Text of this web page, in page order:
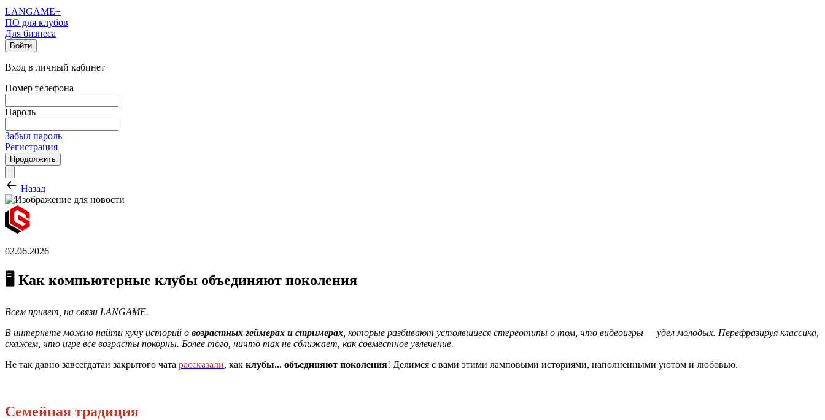
LANGAME+
ПО для клубов
Для бизнеса
Войти
Вход в личный кабинет
Номер телефона
Пароль
Забыл пароль
Регистрация
Продолжить
Назад
02.06.2026
🖥️ Как компьютерные клубы объединяют поколения
Всем привет, на связи LANGAME.
В интернете можно найти кучу историй о возрастных геймерах и стримерах , которые разбивают устоявшиеся стереотипы о том, что видеоигры — удел молодых. Перефразируя классика,
скажем, что игре все возрасты покорны. Более того, ничто так не сближает, как совместное увлечение.
Не так давно завсегдатаи закрытого чата рассказали, как клубы... объединяют поколения! Делимся с вами этими ламповыми историями, наполненными уютом и любовью.
Семейная традиция